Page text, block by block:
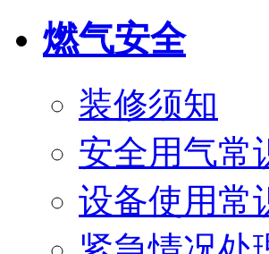
燃气安全
装修须知
安全用气常
设备使用常